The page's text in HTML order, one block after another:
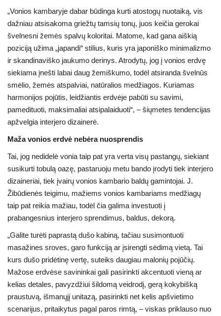
„Vonios kambaryje dabar būdinga kurti atostogų nuotaiką, vis
dažniau atsisakoma griežtų tamsių tonų, juos keičia gerokai
švelnesni žemės spalvų koloritai. Matome, kad gana aiškią
poziciją užima „japandi“ stilius, kuris yra japoniško minimalizmo
ir skandinaviško jaukumo derinys. Atrodytų, jog į vonios erdvę
siekiama įnešti labai daug žemiškumo, todėl atsiranda švelnūs
smėlio, žemės atspalviai, natūralios medžiagos. Kuriamas
harmonijos pojūtis, leidžiantis erdvėje pabūti su savimi,
pamedituoti, maksimaliai atsipalaiduoti“, – šiųmetes tendencijas
apžvelgia interjero dizainerė.
Maža vonios erdvė nebėra nuosprendis
Tai, jog nedidelė vonia taip pat yra verta visų pastangų, siekiant
susikurti tobulą oazę, pastaruoju metu bando įrodyti tiek interjero
dizaineriai, tiek įvairų vonios kambario baldų gamintojai. J.
Žibūdienės teigimu, mažiems vonios kambariams medžiagų
taip pat reikia mažiau, todėl čia galima investuoti į
prabangesnius interjero sprendimus, baldus, dekorą.
„Galite turėti paprastą dušo kabiną, tačiau susimontuoti
masažines sroves, garo funkciją ar įsirengti sėdimą vietą. Tai
kurs dušo pridėtinę vertę, suteiks daugiau malonių pojūčių.
Mažose erdvėse savininkai gali pasirinkti akcentuoti vieną ar
kelias detales, pavyzdžiui šildomą veidrodį, gerą kokybišką
praustuvą, išmanųjį unitazą, pasirinkti net kelis apšvietimo
scenarijus, pritaikytus pagal paros rimtą, – viskas priklauso nuo